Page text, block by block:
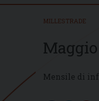
MILLESTRADE
Mensile di